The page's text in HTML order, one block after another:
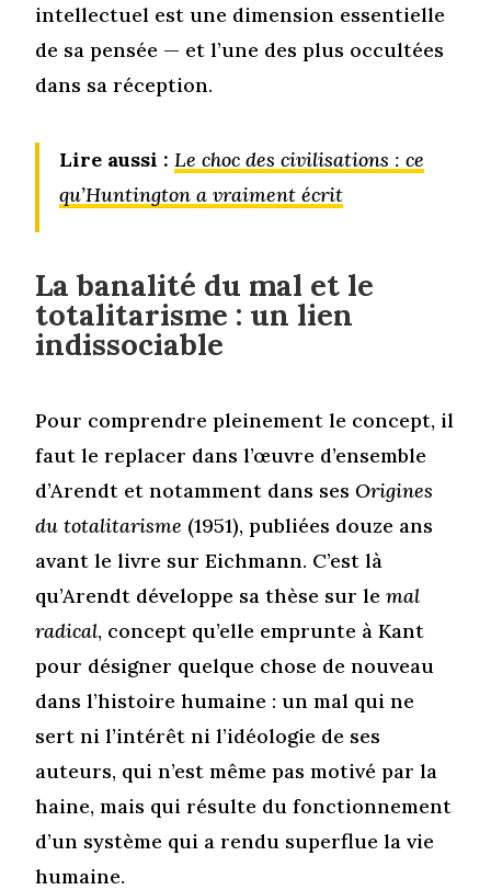
intellectuel est une dimension essentielle
de sa pensée — et l’une des plus occultées
dans sa réception.
Lire aussi : Le choc des civilisations : ce
qu’Huntington a vraiment écrit
La banalité du mal et le
totalitarisme : un lien
indissociable
Pour comprendre pleinement le concept, il
faut le replacer dans l’œuvre d’ensemble
d’Arendt et notamment dans sesOrigines
du totalitarisme (1951), publiées douze ans
avant le livre sur Eichmann. C’est là
qu’Arendt développe sa thèse sur lemal
radical, concept qu’elle emprunte à Kant
pour désigner quelque chose de nouveau
dans l’histoire humaine : un mal qui ne
sert ni l’intérêt ni l’idéologie de ses
auteurs, qui n’est même pas motivé par la
haine, mais qui résulte du fonctionnement
d’un système qui a rendu superflue la vie
humaine.